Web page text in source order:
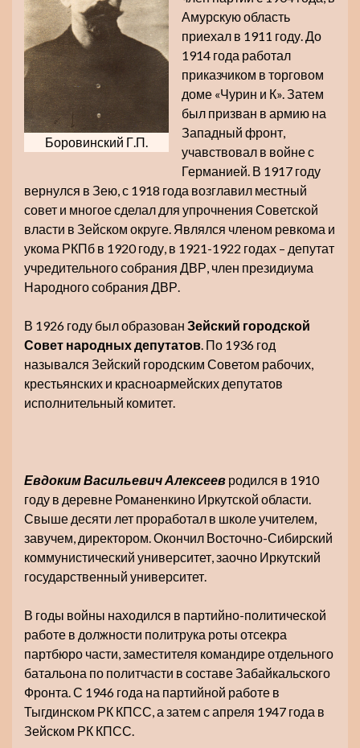
Боровинский Г.П.
Амурскую область
приехал в 1911 году. До
1914 года работал
приказчиком в торговом
доме «Чурин и К». Затем
был призван в армию на
Западный фронт,
учавствовал в войне с
Германией. В 1917 году
вернулся в Зею, с 1918 года возглавил местный
совет и многое сделал для упрочнения Советской
власти в Зейском округе. Являлся членом ревкома и
укома РКПб в 1920 году, в 1921-1922 годах – депутат
учредительного собрания ДВР, член президиума
Народного собрания ДВР.
В 1926 году был образован Зейский городской
Совет народных депутатов. По 1936 год
назывался Зейский городским Советом рабочих,
крестьянских и красноармейских депутатов
исполнительный комитет.
Евдоким Васильевич Алексеев родился в 1910
году в деревне Романенкино Иркутской области.
Свыше десяти лет проработал в школе учителем,
завучем, директором. Окончил Восточно-Сибирский
коммунистический университет, заочно Иркутский
государственный университет.
В годы войны находился в партийно-политической
работе в должности политрука роты отсекра
партбюро части, заместителя командире отдельного
батальона по политчасти в составе Забайкальского
Фронта. С 1946 года на партийной работе в
Тыгдинском РК КПСС, а затем с апреля 1947 года в
Зейском РК КПСС.